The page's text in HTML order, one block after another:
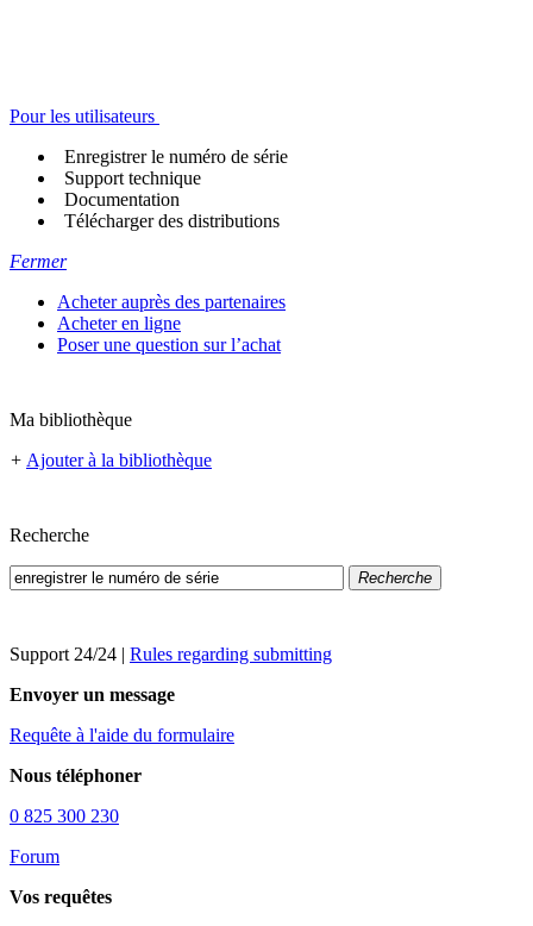
Pour les utilisateurs
Enregistrer le numéro de série
Support technique
Documentation
Télécharger des distributions
Fermer
Acheter auprès des partenaires
Acheter en ligne
Poser une question sur l’achat
Ma bibliothèque
+ Ajouter à la bibliothèque
Recherche
Recherche
Support 24/24 | Rules regarding submitting
Envoyer un message
Requête à l'aide du formulaire
Nous téléphoner
0 825 300 230
Forum
Vos requêtes